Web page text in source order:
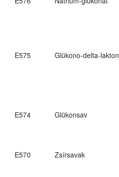
E575 Glükono-delta-lakton
E574 Glükonsav
E570 Zsírsavak